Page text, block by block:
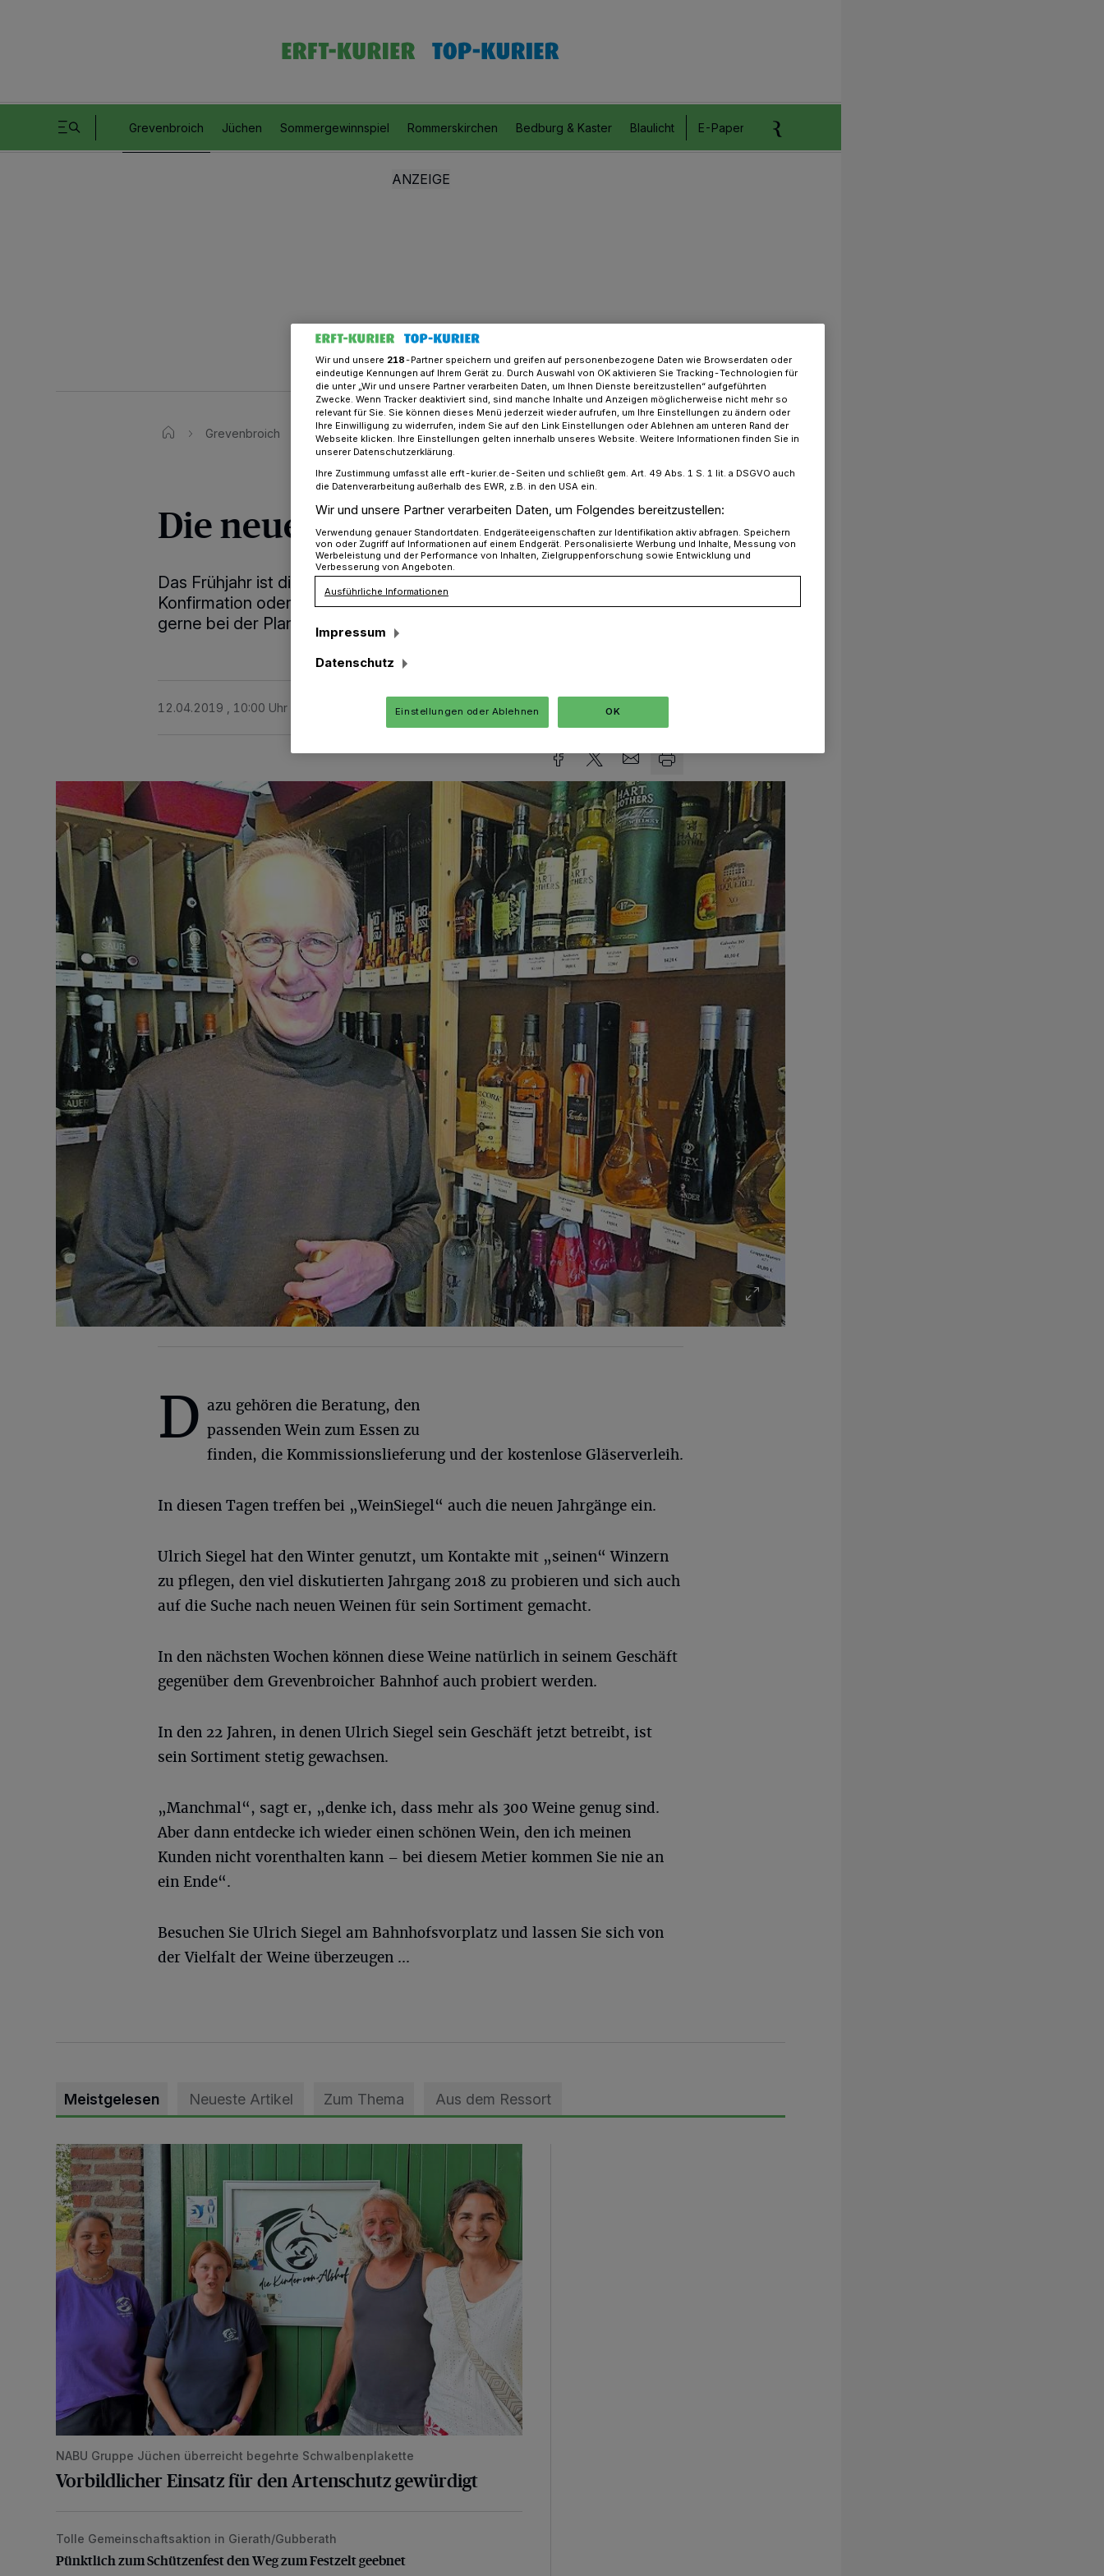
Grevenbroich Jüchen Sommergewinnspiel Rommerskirchen Bedburg & Kaster Blaulicht E-Paper Anzeigen aufgeben
Grevenbroich Die neuen Jahrgänge sind da!
Die neuen Jahrgänge sind da!
Das Frühjahr ist die Zeit der Familienfeste. Ob Kommunion,
Konfirmation oder Hochzeit – „WeinSiegel“ unterstützt seine Kunden
gerne bei der Planung.
12.04.2019 , 10:00 Uhr Eine Minute Lesezeit
D azu gehören die Beratung, den
passenden Wein zum Essen zu
finden, die Kommissionslieferung und der kostenlose Gläserverleih.
In diesen Tagen treffen bei „WeinSiegel“ auch die neuen Jahrgänge ein.
Ulrich Siegel hat den Winter genutzt, um Kontakte mit „seinen“ Winzern
zu pflegen, den viel diskutierten Jahrgang 2018 zu probieren und sich auch
auf die Suche nach neuen Weinen für sein Sortiment gemacht.
In den nächsten Wochen können diese Weine natürlich in seinem Geschäft
gegenüber dem Grevenbroicher Bahnhof auch probiert werden.
In den 22 Jahren, in denen Ulrich Siegel sein Geschäft jetzt betreibt, ist
sein Sortiment stetig gewachsen.
„Manchmal“, sagt er, „denke ich, dass mehr als 300 Weine genug sind.
Aber dann entdecke ich wieder einen schönen Wein, den ich meinen
Kunden nicht vorenthalten kann – bei diesem Metier kommen Sie nie an
ein Ende“.
Besuchen Sie Ulrich Siegel am Bahnhofsvorplatz und lassen Sie sich von
der Vielfalt der Weine überzeugen ...
Meistgelesen Neueste Artikel Zum Thema Aus dem Ressort
Vorbildlicher Einsatz für den Artenschutz gewürdigt
NABU Gruppe Jüchen überreicht begehrte Schwalbenplakette
Vorbildlicher Einsatz für den Artenschutz gewürdigt
Pünktlich zum Schützenfest den Weg zum Festzelt geebnet
Tolle Gemeinschaftsaktion in Gierath/Gubberath
Pünktlich zum Schützenfest den Weg zum Festzelt geebnet
Wir und unsere 218-Partner speichern und greifen auf personenbezogene Daten wie Browserdaten oder
eindeutige Kennungen auf Ihrem Gerät zu. Durch Auswahl von OK aktivieren Sie Tracking-Technologien für
die unter „Wir und unsere Partner verarbeiten Daten, um Ihnen Dienste bereitzustellen“ aufgeführten
Zwecke. Wenn Tracker deaktiviert sind, sind manche Inhalte und Anzeigen möglicherweise nicht mehr so
relevant für Sie. Sie können dieses Menü jederzeit wieder aufrufen, um Ihre Einstellungen zu ändern oder
Ihre Einwilligung zu widerrufen, indem Sie auf den Link Einstellungen oder Ablehnen am unteren Rand der
Webseite klicken. Ihre Einstellungen gelten innerhalb unseres Website. Weitere Informationen finden Sie in
unserer Datenschutzerklärung.
Ihre Zustimmung umfasst alle erft-kurier.de-Seiten und schließt gem. Art. 49 Abs. 1 S. 1 lit. a DSGVO auch
die Datenverarbeitung außerhalb des EWR, z.B. in den USA ein.
Wir und unsere Partner verarbeiten Daten, um Folgendes bereitzustellen:
Verwendung genauer Standortdaten. Endgeräteeigenschaften zur Identifikation aktiv abfragen. Speichern
von oder Zugriff auf Informationen auf einem Endgerät. Personalisierte Werbung und Inhalte, Messung von
Werbeleistung und der Performance von Inhalten, Zielgruppenforschung sowie Entwicklung und
Verbesserung von Angeboten.
Ausführliche Informationen
Impressum
Datenschutz
Einstellungen oder Ablehnen OK